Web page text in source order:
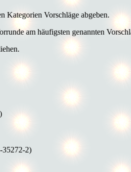
Kategorien Vorschläge abgeben.
am häufigsten genannten
35272-2)